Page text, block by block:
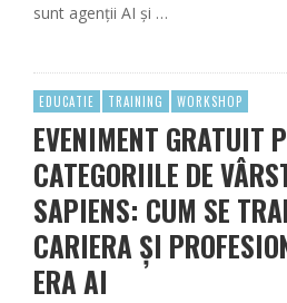
sunt agenții AI și …
EDUCATIE TRAINING WORKSHOP
EVENIMENT GRATUIT
CATEGORIILE DE
SAPIENS: CUM SE
CARIERA ȘI
ERA AI